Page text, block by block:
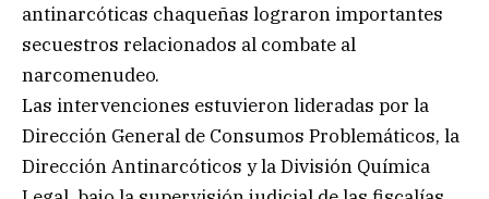
antinarcóticas chaqueñas lograron importantes
secuestros relacionados al combate al
narcomenudeo.
Las intervenciones estuvieron lideradas por la
Dirección General de Consumos Problemáticos, la
Dirección Antinarcóticos y la División Química